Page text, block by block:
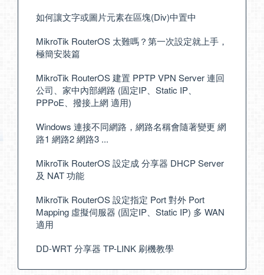
如何讓文字或圖片元素在區塊(Div)中置中
MikroTik RouterOS 太難嗎？第一次設定就上手，
極簡安裝篇
MikroTik RouterOS 建置 PPTP VPN Server 連回
公司、家中內部網路 (固定IP、Static IP、
PPPoE、撥接上網 適用)
Windows 連接不同網路，網路名稱會隨著變更 網
路1 網路2 網路3 ...
MikroTik RouterOS 設定成 分享器 DHCP Server
及 NAT 功能
MikroTik RouterOS 設定指定 Port 對外 Port
Mapping 虛擬伺服器 (固定IP、Static IP) 多 WAN
適用
DD-WRT 分享器 TP-LINK 刷機教學